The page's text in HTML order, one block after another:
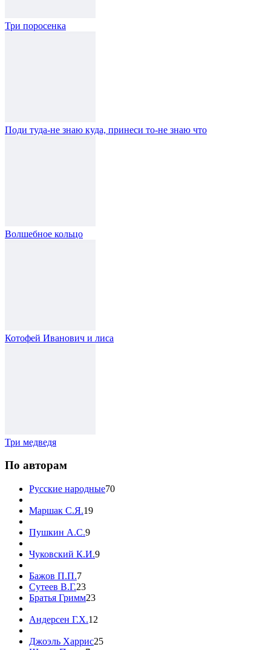
Три поросенка
Поди туда-не знаю куда, принеси то-не знаю что
Волшебное кольцо
Котофей Иванович и лиса
Три медведя
По авторам
Русские народные70
Маршак С.Я.19
Пушкин А.С.9
Чуковский К.И.9
Бажов П.П.7
Сутеев В.Г.23
Братья Гримм23
Андерсен Г.Х.12
Джоэль Харрис25